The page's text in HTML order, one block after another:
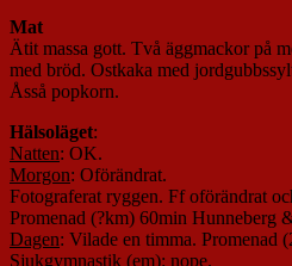
Mat
Ätit massa gott. Två äggmackor på
med bröd. Ostkaka med
Åsså popkorn.
Hälsoläget:
Natten: OK.
Morgon: Oförändrat.
Fotograferat ryggen. Ff oförändrat
Promenad (?km) 60min Hunneberg
Dagen: Vilade en timma. Promenad
Sjukgymnastik (em): nope.